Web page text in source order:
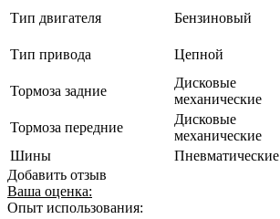
Тип двигателя
Бензиновый
Тип привода
Цепной
Тормоза задние
Дисковые
механические
Тормоза передние
Дисковые
механические
Шины
Пневматические
Добавить отзыв
Ваша оценка:
Опыт использования: